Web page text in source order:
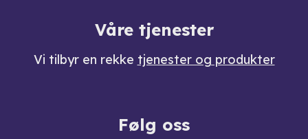
Våre tjenester
Vi tilbyr en rekke tjenester og produkter
Følg oss